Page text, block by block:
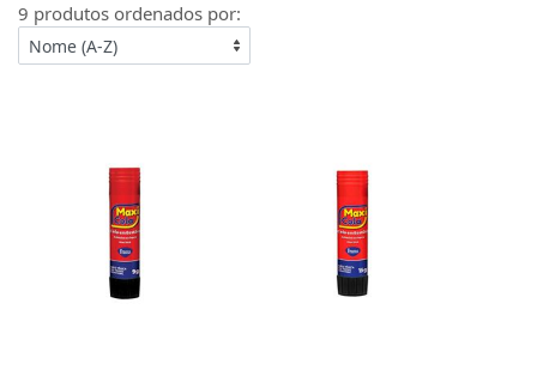
9 produtos ordenados por: